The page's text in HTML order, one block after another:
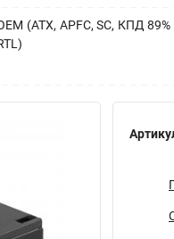
(ATX, APFC, SC, КПД